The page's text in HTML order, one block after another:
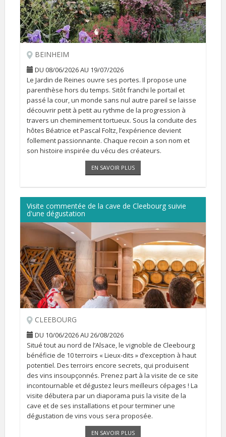
BEINHEIM
DU 08/06/2026 AU 19/07/2026
Le Jardin de Reines ouvre ses portes. Il propose une
parenthèse hors du temps. Sitôt franchi le portail et
passé la cour, un monde sans nul autre pareil se laisse
découvrir petit à petit au rythme de la progression à
travers un cheminement tortueux. Sous la conduite des
hôtes Béatrice et Pascal Foltz, l’expérience devient
follement passionnante. Chaque recoin a son nom et
son histoire inspirée du vécu des créateurs.
Il peut se visiter sur RDV du 26 avril au 19 juillet et du 15
EN SAVOIR PLUS
Visite commentée de la cave de Cleebourg suivie
d'une dégustation
CLEEBOURG
DU 10/06/2026 AU 26/08/2026
Situé tout au nord de l’Alsace, le vignoble de Cleebourg
bénéficie de 10 terroirs « Lieux-dits » d’exception à haut
potentiel. Des terroirs encore secrets, qui produisent
des vins insoupçonnés. Prenez part à la visite de ce site
incontournable et dégustez leurs meilleurs cépages ! La
visite débutera par un diaporama puis la visite de la
cave et de ses installations et pour terminer une
dégustation de vins vous sera proposée.
EN SAVOIR PLUS